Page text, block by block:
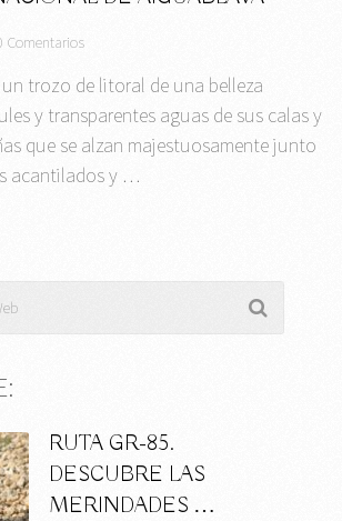
Comentarios
trozo de litoral de una belleza
y transparentes aguas de sus calas y
que se alzan majestuosamente junto
acantilados y …
RUTA GR-85.
DESCUBRE LAS
MERINDADES …